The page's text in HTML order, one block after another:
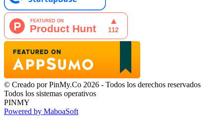
© Creado por PinMy.Co 2026 - Todos los derechos reservados
Todos los sistemas operativos
PINMY
Powered by MaboaSoft